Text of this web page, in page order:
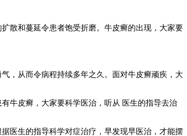
散和蔓延令患者饱受折磨。牛皮癣的出现，大家要
，从而令病程持续多年之久。面对牛皮癣顽疾，大
牛皮癣，大家要科学医治，听从 医生的指导去治
医生的指导科学对症治疗，早发现早医治，才能摆